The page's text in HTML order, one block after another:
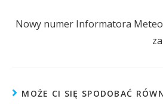
Nowy numer Informatora
MOŻE CI SIĘ SPODOBAĆ